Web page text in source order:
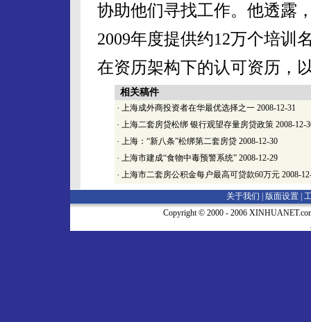
协助他们寻找工作。他透露
2009年度提供约12万个培训
在资历架构下的认可资历，
相关稿件
· 上海成外商投资者在华最优选择之一 2008-12-31
· 上海二套房贷松绑 银行观望存量房贷政策 2008-12-
· 上海：“新八条”松绑第二套房贷 2008-12-30
· 上海市建成“食物中毒预警系统” 2008-12-29
· 上海市二套房公积金每户最高可贷款60万元 2008-
关于我们 | 版面设置
Copyright © 2000 - 2006